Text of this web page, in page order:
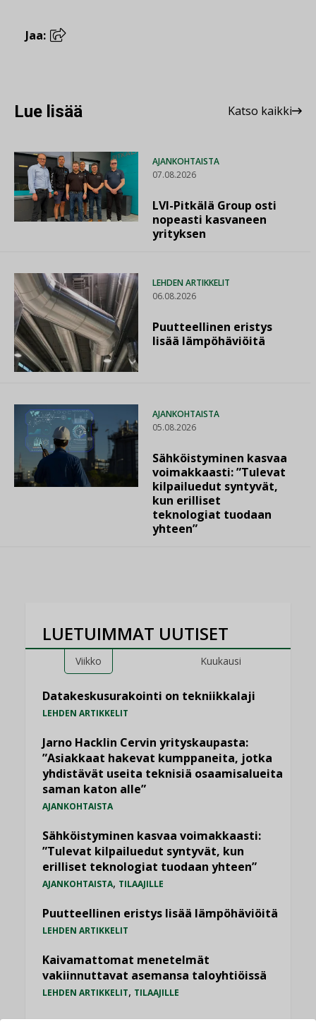
Jaa:
Lue lisää Katso kaikki
AJANKOHTAISTA
07.08.2026
LVI-Pitkälä Group osti
nopeasti kasvaneen
yrityksen
LEHDEN ARTIKKELIT
06.08.2026
Puutteellinen eristys
lisää lämpöhäviöitä
AJANKOHTAISTA
05.08.2026
Sähköistyminen kasvaa
voimakkaasti: ”Tulevat
kilpailuedut syntyvät,
kun erilliset
teknologiat tuodaan
yhteen”
LUETUIMMAT UUTISET
Viikko Kuukausi
Datakeskusurakointi on tekniikkalaji
LEHDEN ARTIKKELIT
Jarno Hacklin Cervin yrityskaupasta:
”Asiakkaat hakevat kumppaneita, jotka
yhdistävät useita teknisiä osaamisalueita
saman katon alle”
AJANKOHTAISTA
Sähköistyminen kasvaa voimakkaasti:
”Tulevat kilpailuedut syntyvät, kun
erilliset teknologiat tuodaan yhteen”
AJANKOHTAISTA, TILAAJILLE
Puutteellinen eristys lisää lämpöhäviöitä
LEHDEN ARTIKKELIT
Kaivamattomat menetelmät
vakiinnuttavat asemansa taloyhtiöissä
LEHDEN ARTIKKELIT, TILAAJILLE